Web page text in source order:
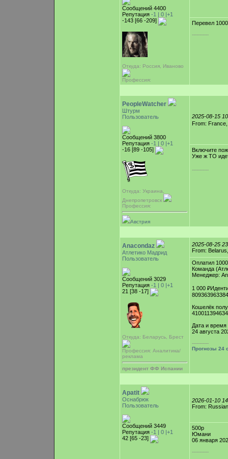
Сообщений 4400
Репутация -1 | 0 |+1
-143 [66 -209]
Откуда: Россия, Иваново
Профессия:
Перевел
-----------
PeopleWatcher
Штурм
Пользователь
Сообщений 3800
Репутация -1 | 0 |+1
-16 [89 -105]
Откуда: Украина,
Днепропетровск
Профессия:
Австрия
2025-08-15
From:
Включите
Уже ж ТО
-----------
Anacondaz
Атлетико Мадрид
Пользователь
Сообщений 3029
Репутация -1 | 0 |+1
21 [38 -17]
Откуда: Беларусь, Брест
Профессия: Аналитика/
реклама
президент ФФ Испании
2025-08-25
From:
Оплатил
Команда
Менеджер:
1 000
Кошелёк
Дата и время
24 августа
-----------
Прогнозы 24
Apatit
Оснабрюк
Пользователь
Сообщений 3449
Репутация -1 | 0 |+1
42 [65 -23]
2026-01-10
From:
500р
Юмани
06 января
-----------